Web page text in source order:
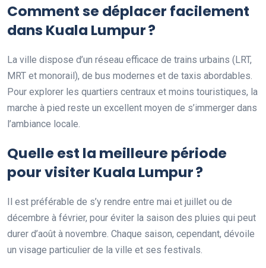
Comment se déplacer facilement
dans Kuala Lumpur ?
La ville dispose d’un réseau efficace de trains urbains (LRT,
MRT et monorail), de bus modernes et de taxis abordables.
Pour explorer les quartiers centraux et moins touristiques, la
marche à pied reste un excellent moyen de s’immerger dans
l’ambiance locale.
Quelle est la meilleure période
pour visiter Kuala Lumpur ?
Il est préférable de s’y rendre entre mai et juillet ou de
décembre à février, pour éviter la saison des pluies qui peut
durer d’août à novembre. Chaque saison, cependant, dévoile
un visage particulier de la ville et ses festivals.